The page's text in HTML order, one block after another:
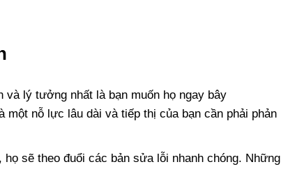
và lý tưởng nhất là bạn muốn họ ngay bây
một nỗ lực lâu dài và tiếp thị của bạn cần phải phản
sẽ theo đuổi các bản sửa lỗi nhanh chóng. Những